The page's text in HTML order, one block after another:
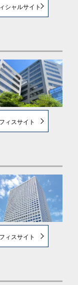
シャルサイト
ィスサイト
ィスサイト